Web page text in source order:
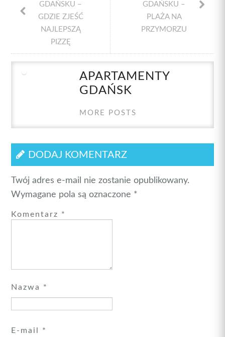
GDAŃSKU –
GDZIE ZJEŚĆ
NAJLEPSZĄ
PIZZĘ
GDAŃSKU –
PLAŻA NA
PRZYMORZU
APARTAMENTY
GDAŃSK
MORE POSTS
DODAJ KOMENTARZ
Twój adres e-mail nie zostanie opublikowany.
Wymagane pola są oznaczone *
Komentarz *
Nazwa *
E-mail *